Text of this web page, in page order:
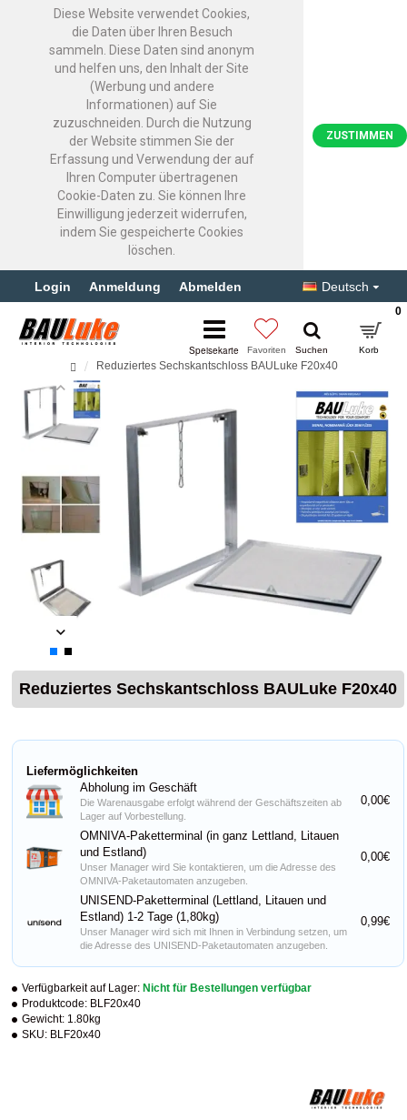
Diese Website verwendet Cookies,
die Daten über Ihren Besuch
sammeln. Diese Daten sind anonym
und helfen uns, den Inhalt der Site
(Werbung und andere
Informationen) auf Sie
zuzuschneiden. Durch die Nutzung
der Website stimmen Sie der
Erfassung und Verwendung der auf
Ihren Computer übertragenen
Cookie-Daten zu. Sie können Ihre
Einwilligung jederzeit widerrufen,
indem Sie gespeicherte Cookies
löschen.
ZUSTIMMEN
Login Anmeldung Abmelden Deutsch
0
Reduziertes Sechskantschloss BAULuke F20x40
Reduziertes Sechskantschloss BAULuke F20x40
Verfügbarkeit auf Lager: Nicht für Bestellungen verfügbar
Produktcode: BLF20x40
Gewicht: 1.80kg
SKU: BLF20x40
Liefermöglichkeiten
Abholung im Geschäft
Die Warenausgabe erfolgt während der Geschäftszeiten ab
Lager auf Vorbestellung.
0,00€
OMNIVA-Paketterminal (in ganz Lettland, Litauen
und Estland)
Unser Manager wird Sie kontaktieren, um die Adresse des
OMNIVA-Paketautomaten anzugeben.
0,00€
UNISEND-Paketterminal (Lettland, Litauen und
Estland) 1-2 Tage (1,80kg)
Unser Manager wird sich mit Ihnen in Verbindung setzen, um
die Adresse des UNISEND-Paketautomaten anzugeben.
0,99€